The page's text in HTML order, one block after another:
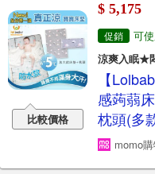
比較價格
$ 5,175
促銷
可
涼爽入眠★
【
感蒟蒻
枕頭(多
momo